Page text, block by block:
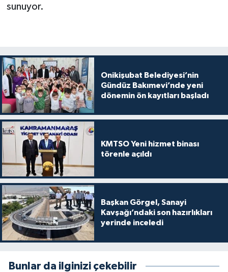
sunuyor.
Onikişubat Belediyesi’nin
Gündüz Bakımevi’nde yeni
dönemin ön kayıtları başladı
KMTSO Yeni hizmet binası
törenle açıldı
Başkan Görgel, Sanayi
Kavşağı’ndaki son hazırlıkları
yerinde inceledi
Bunlar da ilginizi çekebilir